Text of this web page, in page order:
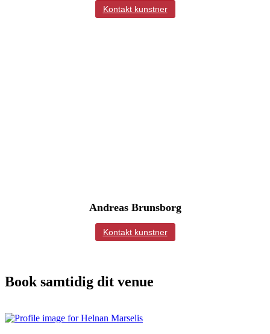
Kontakt kunstner
Andreas Brunsborg
Kontakt kunstner
Book samtidig dit venue